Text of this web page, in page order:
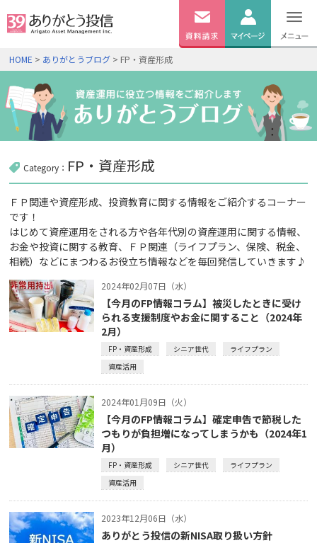
請求
HOME > ありがとうブログ > FP・資産形成
Category： FP・資産形成
ＦＰ関連や資産形成、投資教育に関する情報をご紹介するコーナー
です！
はじめて資産運用をされる方や各年代別の資産運用に関する情報、
お金や投資に関する教育、ＦＰ関連（ライフプラン、保険、税金、
相続）などにまつわるお役立ち情報などを毎回発信していきます♪
2024年02月07日（水）
【今月のFP情報コラム】被災したときに受け
られる支援制度やお金に関すること（2024年
2月）
FP・資産形成 シニア世代
ライフプラン
資産活用
2024年01月09日（火）
【今月のFP情報コラム】確定申告で節税した
つもりが負担増になってしまうかも（2024年1
月）
FP・資産形成 シニア世代
ライフプラン
資産活用
2023年12月06日（水）
ありがとう投信の新NISA取り扱い方針